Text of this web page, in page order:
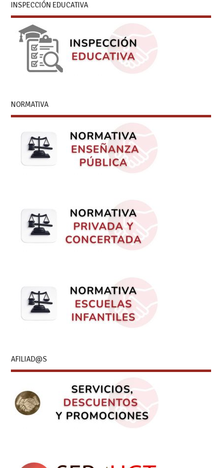
INSPECCIÓN EDUCATIVA
NORMATIVA
AFILIAD@S